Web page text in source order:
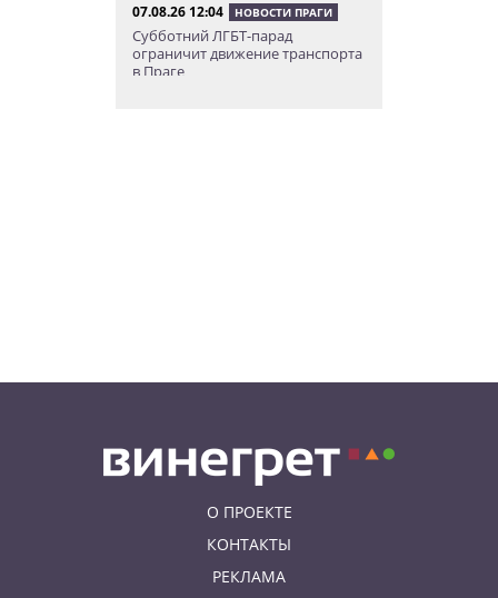
07.08.26 12:04 НОВОСТИ ПРАГИ
Субботний ЛГБТ-парад
ограничит движение транспорта
в Праге
моря, солнца и купания в Каорле
О ПРОЕКТЕ
КОНТАКТЫ
РЕКЛАМА